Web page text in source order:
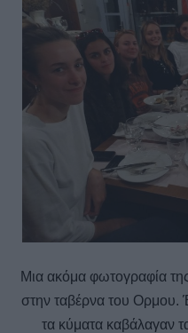
Μια ακόμα φωτογραφία
στην ταβέρνα του Ορμου.
τα κύματα καβάλαγαν